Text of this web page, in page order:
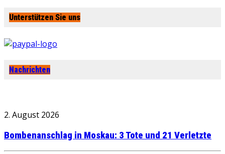
Unterstützen Sie uns
Nachrichten
2. August 2026
Bombenanschlag in Moskau: 3 Tote und 21 Verletzte